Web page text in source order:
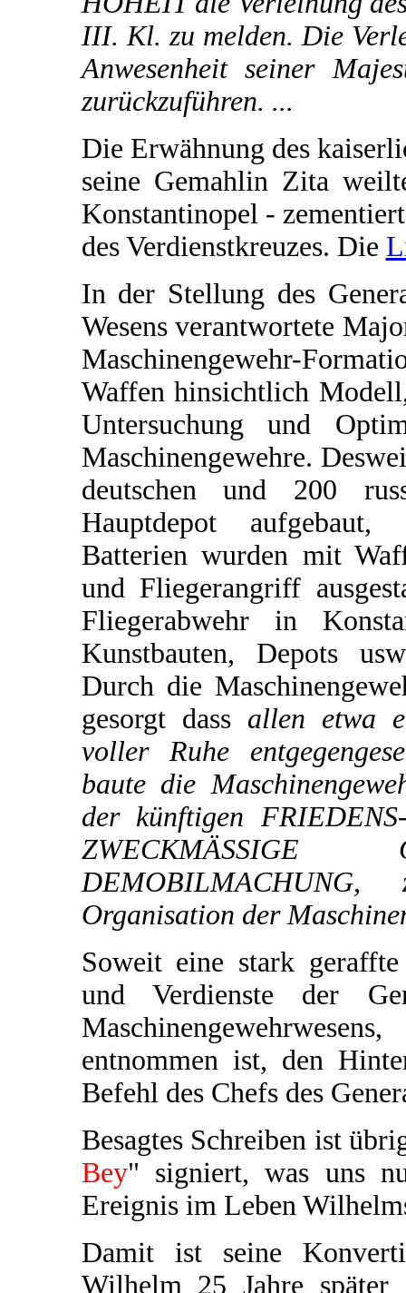
III. Kl. zu melden. Die
Anwesenheit seiner
zurückzuführen. ...
Die Erwähnung des
seine Gemahlin Zita
Konstantinopel -
des Verdienstkreuzes. Die
In der Stellung des
Wesens verantwortete
Maschinengewehr-
Waffen hinsichtlich
Untersuchung und
Maschinengewehre.
deutschen und 200
Hauptdepot
Batterien wurden mit
und Fliegerangriff
Fliegerabwehr in
Kunstbauten, Depots
Durch die
gesorgt dass allen etwa
voller Ruhe
baute die
der künftigen
Organisation der
Soweit eine stark
und Verdienste der
entnommen ist, den
Befehl des Chefs des
Besagtes Schreiben ist
Bey" signiert, was uns
Ereignis im Leben
Damit ist seine
Wilhelm 25 Jahre später